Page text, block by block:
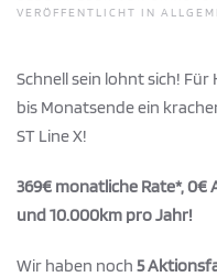
VERÖFFENTLICHT IN
Schnell sein lohnt sich!
bis Monatsende ein
ST Line X!
369€ monatliche Rate*,
und 10.000km pro Jahr!
Wir haben noch 5